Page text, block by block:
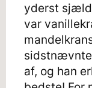
yderst
var
sidstnævnte
af, og han